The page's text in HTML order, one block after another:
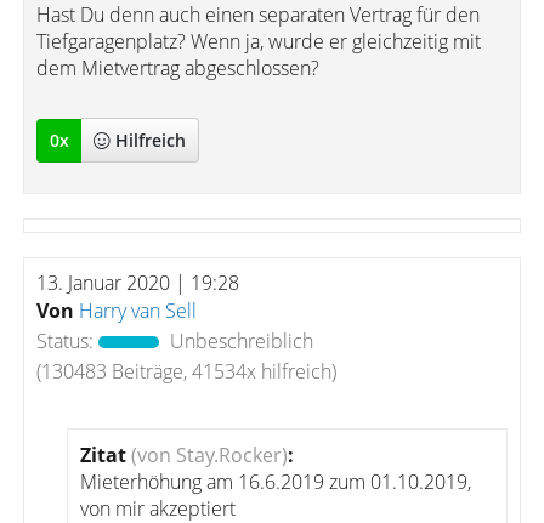
Hast Du denn auch einen separaten Vertrag für den
Tiefgaragenplatz? Wenn ja, wurde er gleichzeitig mit
dem Mietvertrag abgeschlossen?
0x Hilfreich
13. Januar 2020 | 19:28
Von Harry van Sell
Status:
Unbeschreiblich
(130483 Beiträge, 41534x hilfreich)
Zitat(von Stay.Rocker):
Mieterhöhung am 16.6.2019 zum 01.10.2019,
von mir akzeptiert